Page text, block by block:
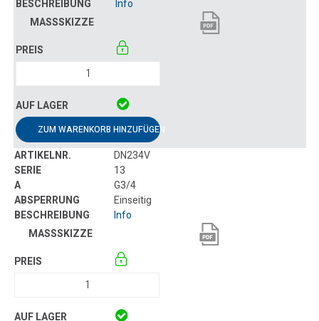
Info
ZUM WARENKORB HINZUFÜGEN
DN234V
13
G3/4
Einseitig
Info